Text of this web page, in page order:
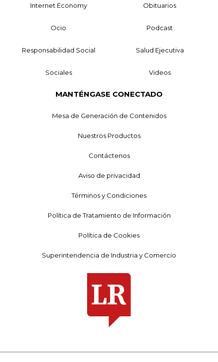
Internet Economy Obituarios
Ocio Podcast
Responsabilidad Social Salud Ejecutiva
Sociales Videos
MANTÉNGASE CONECTADO
Mesa de Generación de Contenidos
Nuestros Productos
Contáctenos
Aviso de privacidad
Términos y Condiciones
Política de Tratamiento de Información
Política de Cookies
Superintendencia de Industria y Comercio